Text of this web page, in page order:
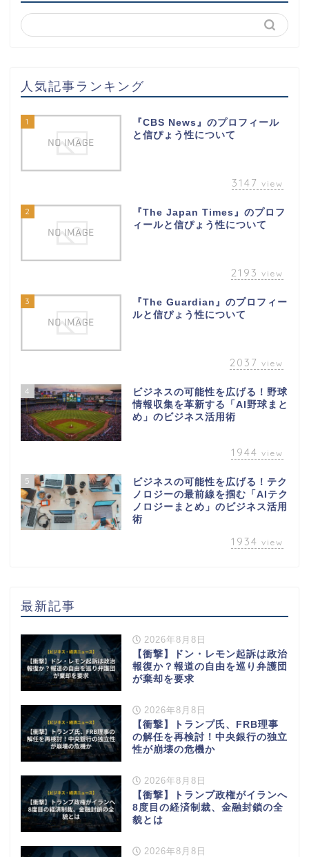
人気記事ランキング
1
『CBS News』のプロフィール
と信ぴょう性について
3147 view
2
『The Japan Times』のプロフ
ィールと信ぴょう性について
2193 view
3
『The Guardian』のプロフィー
ルと信ぴょう性について
2037 view
4
ビジネスの可能性を広げる！野球
情報収集を革新する「AI野球まと
め」のビジネス活用術
1944 view
5
ビジネスの可能性を広げる！テク
ノロジーの最前線を掴む「AIテク
ノロジーまとめ」のビジネス活用
術
1934 view
最新記事
2026年8月8日
【衝撃】ドン・レモン起訴は政治
報復か？報道の自由を巡り弁護団
が棄却を要求
2026年8月8日
【衝撃】トランプ氏、FRB理事
の解任を再検討！中央銀行の独立
性が崩壊の危機か
2026年8月8日
【衝撃】トランプ政権がイランへ
8度目の経済制裁、金融封鎖の全
貌とは
2026年8月8日